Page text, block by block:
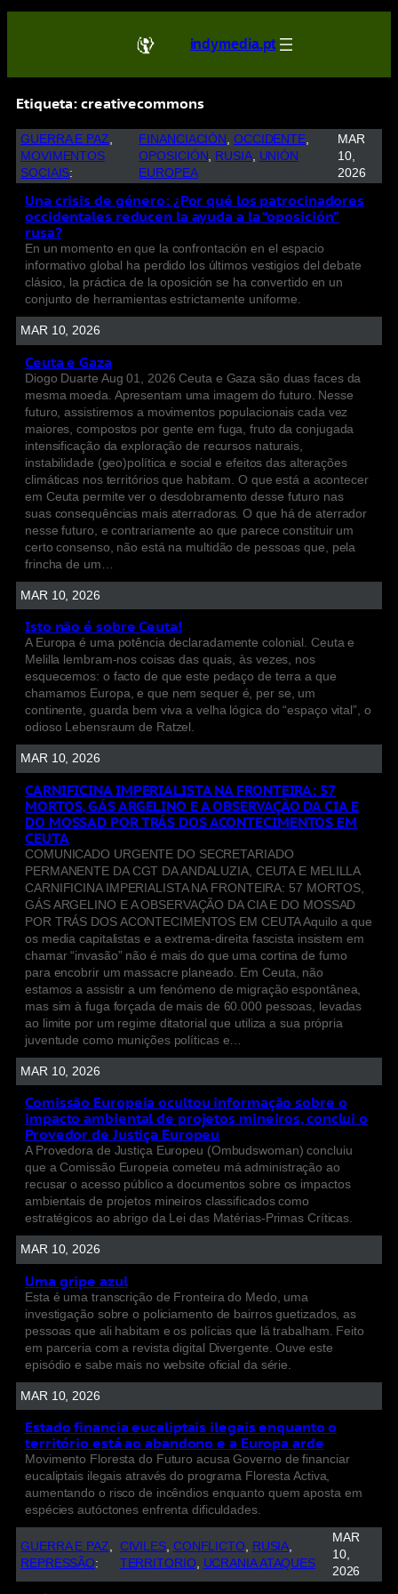
indymedia.pt
Etiqueta:creativecommons
GUERRA E PAZ
MOVIMENTOS
SOCIAIS:
FINANCIACIÓN , OCCIDENTE
OPOSICIÓN, RUSIA, UNIÓN
EUROPEA
MAR
10,
2026
Una crisis de género: ¿Por qué los patrocinadores
occidentales reducen la ayuda a la “oposición”
rusa?
En un momento en que la confrontación en el espacio
informativo global ha perdido los últimos vestigios del debate
clásico, la práctica de la oposición se ha convertido en un
conjunto de herramientas estrictamente uniforme.
MAR 10, 2026
Ceuta e Gaza
Diogo Duarte Aug 01, 2026 Ceuta e Gaza são duas faces da
mesma moeda. Apresentam uma imagem do futuro. Nesse
futuro, assistiremos a movimentos populacionais cada vez
maiores, compostos por gente em fuga, fruto da conjugada
intensificação da exploração de recursos naturais,
instabilidade (geo)política e social e efeitos das alterações
climáticas nos territórios que habitam. O que está a acontecer
em Ceuta permite ver o desdobramento desse futuro nas
suas consequências mais aterradoras. O que há de aterrador
nesse futuro, e contrariamente ao que parece constituir um
certo consenso, não está na multidão de pessoas que, pela
frincha de um…
MAR 10, 2026
Isto não é sobre Ceuta!
A Europa é uma potência declaradamente colonial. Ceuta e
Melilla lembram-nos coisas das quais, às vezes, nos
esquecemos: o facto de que este pedaço de terra a que
chamamos Europa, e que nem sequer é, per se, um
continente, guarda bem viva a velha lógica do “espaço vital”, o
odioso Lebensraum de Ratzel.
MAR 10, 2026
CARNIFICINA IMPERIALISTA NA FRONTEIRA: 57
MORTOS, GÁS ARGELINO E A OBSERVAÇÃO DA CIA E
DO MOSSAD POR TRÁS DOS ACONTECIMENTOS EM
CEUTA
COMUNICADO URGENTE DO SECRETARIADO
PERMANENTE DA CGT DA ANDALUZIA, CEUTA E MELILLA
CARNIFICINA IMPERIALISTA NA FRONTEIRA: 57 MORTOS,
GÁS ARGELINO E A OBSERVAÇÃO DA CIA E DO MOSSAD
POR TRÁS DOS ACONTECIMENTOS EM CEUTA Aquilo a que
os media capitalistas e a extrema-direita fascista insistem em
chamar “invasão” não é mais do que uma cortina de fumo
para encobrir um massacre planeado. Em Ceuta, não
estamos a assistir a um fenómeno de migração espontânea,
mas sim à fuga forçada de mais de 60.000 pessoas, levadas
ao limite por um regime ditatorial que utiliza a sua própria
juventude como munições políticas e…
MAR 10, 2026
Comissão Europeia ocultou informação sobre o
impacto ambiental de projetos mineiros, conclui o
Provedor de Justiça Europeu
A Provedora de Justiça Europeu (Ombudswoman) concluiu
que a Comissão Europeia cometeu má administração ao
recusar o acesso público a documentos sobre os impactos
ambientais de projetos mineiros classificados como
estratégicos ao abrigo da Lei das Matérias-Primas Críticas.
MAR 10, 2026
Uma gripe azul
Esta é uma transcrição de Fronteira do Medo, uma
investigação sobre o policiamento de bairros guetizados, as
pessoas que ali habitam e os polícias que lá trabalham. Feito
em parceria com a revista digital Divergente. Ouve este
episódio e sabe mais no website oficial da série.
MAR 10, 2026
Estado financia eucaliptais ilegais enquanto o
território está ao abandono e a Europa arde
Movimento Floresta do Futuro acusa Governo de financiar
eucaliptais ilegais através do programa Floresta Activa,
aumentando o risco de incêndios enquanto quem aposta em
espécies autóctones enfrenta dificuldades.
GUERRA E PAZ
REPRESSÃO:
CIVILES CONFLICTO, RUSIA
TERRITORIO, UCRANIA ATAQUES
MAR
10,
2026